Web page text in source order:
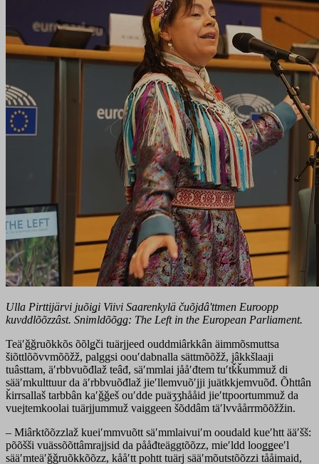
Ulla Pirttijärvi juõiǥi Viivi Saarenkylä čuõjdâʹttmen Euroopp
kuvddlõõzzâst. Snimldõõǥǥ: The Left in the European Parliament.
Teäʹǧǧruõkkõs õõlǥči tuärjjeed ouddmiârkkân äimmõsmuttsa
šiõttlõõvvmõõžž, palggsi oouʹdabnalla sättmõõžž, jâkkšlaaji
tuâsttam, äʹrbbvuõđlaž teâđ, säʹmmlai jååʹđtem tuʹtǩǩummuž di
sääʹmkulttuur da äʹrbbvuõđlaž jieʹllemvuõʹjji juätkkjemvuõđ. Õhttân
ǩirrsallaš tarbbân kaʹǧǧeš ouʹdde puäʒʒhååid jieʹttpoortummuž da
vuejtemkoolai tuärjjummuž vaiggeen šõddâm täʹlvvåårrmõõžžin.
– Miârktõõzzlaž kueiʹmmvuõtt säʹmmlaivuiʹm ooudald kueʹhtt ääʹšš:
põõšši vuässõõttâmrajjsid da pååđteäggtõõzz, mieʹldd looǥǥeeʹl
sääʹmteäʹǧǧruõkkõõzz, kååʹtt pohtt tuärj sääʹmõutstõõzzi tååimaid,